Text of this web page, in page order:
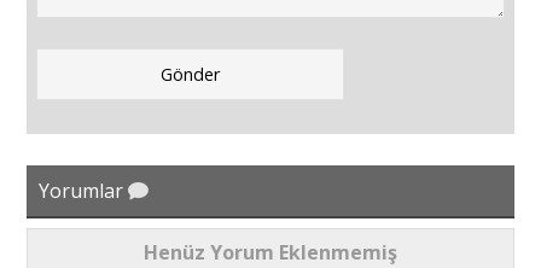
Yorumlar
Henüz Yorum Eklenmemiş